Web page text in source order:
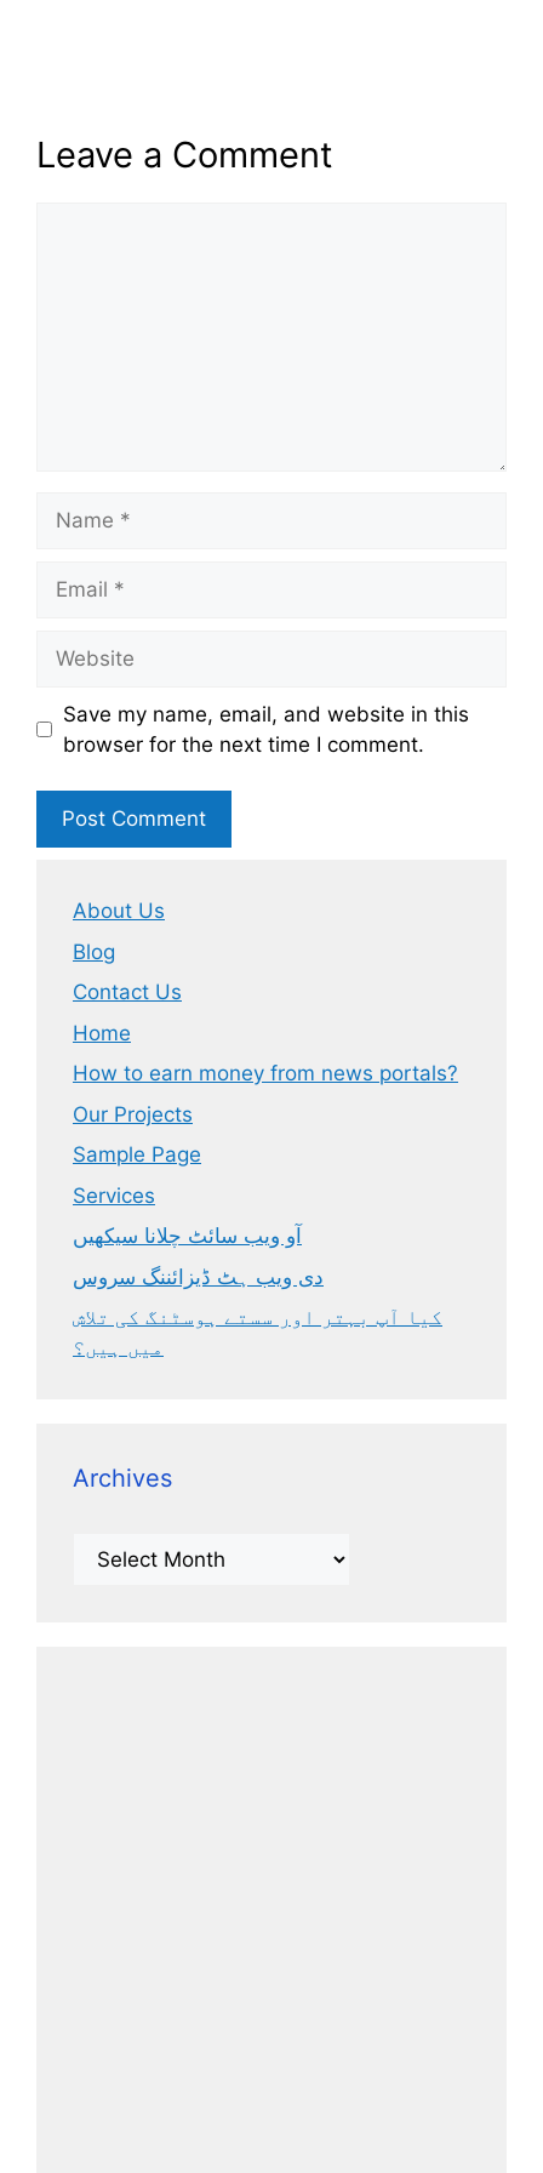
Leave a Comment
Save my name, email, and website in this
browser for the next time I comment.
About Us
Blog
Contact Us
Home
How to earn money from news portals?
Our Projects
Sample Page
Services
آو ویب سائٹ چلانا سیکھیں
دی ویب ہٹ ڈیزائننگ سروس
کیا آپ بہتر اور سستے ہوسٹنگ کی تلاش
میں ہیں؟
Archives
Archives